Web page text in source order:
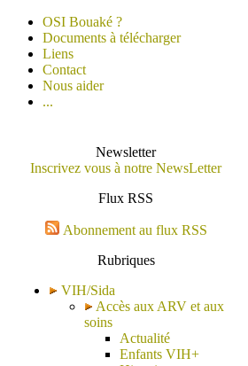
OSI Bouaké ?
Documents à télécharger
Liens
Contact
Nous aider
...
Newsletter
Inscrivez vous à notre NewsLetter
Flux RSS
Abonnement au flux RSS
Rubriques
VIH/Sida
Accès aux ARV et aux
soins
Actualité
Enfants VIH+